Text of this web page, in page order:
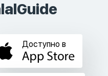
Доступно в